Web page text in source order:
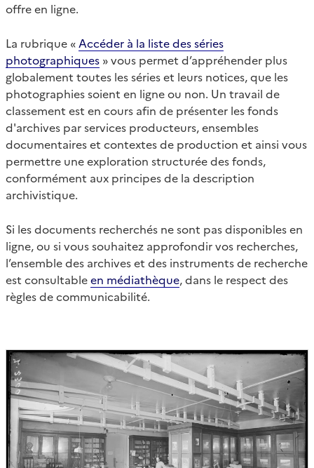
offre en ligne.
La rubrique « Accéder à la liste des séries
photographiques » vous permet d’appréhender plus
globalement toutes les séries et leurs notices, que les
photographies soient en ligne ou non. Un travail de
classement est en cours afin de présenter les fonds
d'archives par services producteurs, ensembles
documentaires et contextes de production et ainsi vous
permettre une exploration structurée des fonds,
conformément aux principes de la description
archivistique.
Si les documents recherchés ne sont pas disponibles en
ligne, ou si vous souhaitez approfondir vos recherches,
l’ensemble des archives et des instruments de recherche
est consultableen médiathèque, dans le respect des
règles de communicabilité.